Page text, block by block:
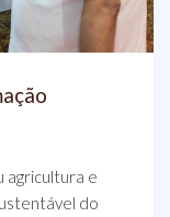
agricultura e
do